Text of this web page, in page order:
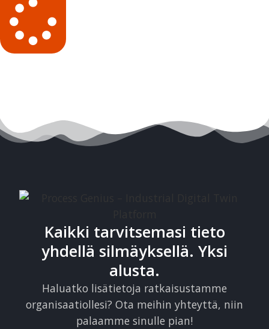
Kaikki tarvitsemasi tieto
yhdellä silmäyksellä. Yksi
alusta.
Haluatko lisätietoja ratkaisustamme
organisaatiollesi? Ota meihin yhteyttä, niin
palaamme sinulle pian!